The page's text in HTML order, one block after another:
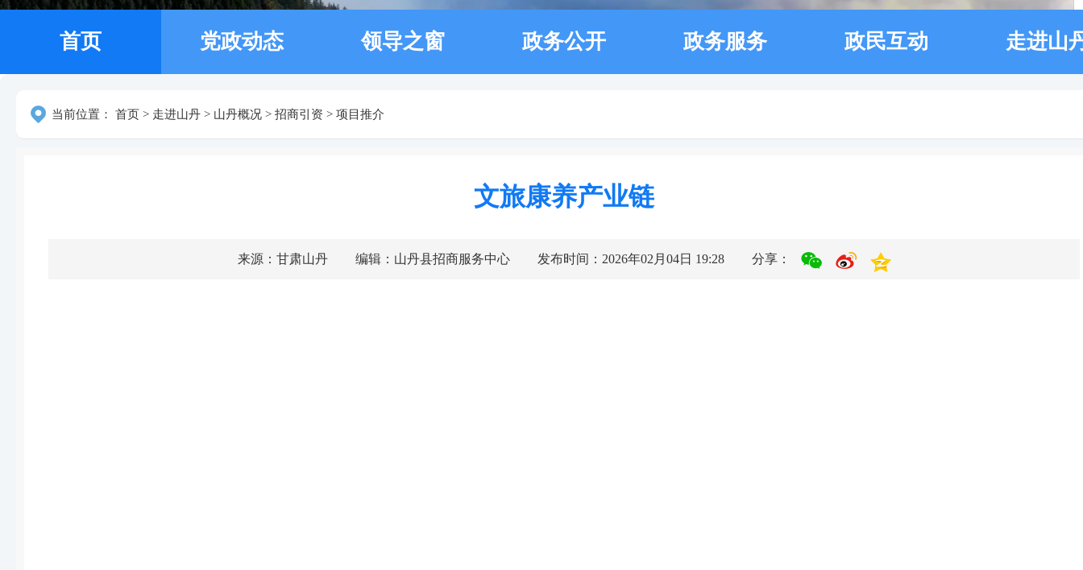
首页 党政动态 领导之窗 政务公开 政务服务 政民互动 走进山
当前位置： 首页 > 走进山丹 > 山丹概况 > 招商引资 > 项目推介
文旅康养产业链
来源：甘肃山丹 编辑：山丹县招商服务中心 发布时间：2026年02月04日 19:28 分享：